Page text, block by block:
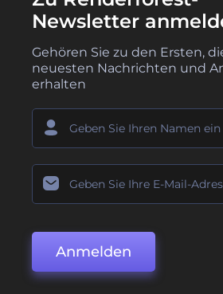
Newsletter
Gehören Sie zu den Ersten,
neuesten Nachrichten und
erhalten
Anmelden